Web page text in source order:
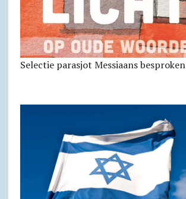
Selectie parasjot Messiaans besproken